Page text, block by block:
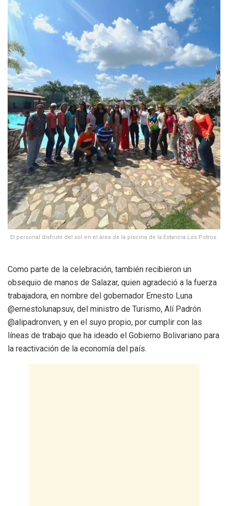
El personal disfrutó del sol en el área de la piscina de la Estancia Los Potros.
Como parte de la celebración, también recibieron un
obsequio de manos de Salazar, quien agradeció a la fuerza
trabajadora, en nombre del gobernador Ernesto Luna
@ernestolunapsuv, del ministro de Turismo, Alí Padrón
@alipadronven, y en el suyo propio, por cumplir con las
líneas de trabajo que ha ideado el Gobierno Bolivariano para
la reactivación de la economía del país.